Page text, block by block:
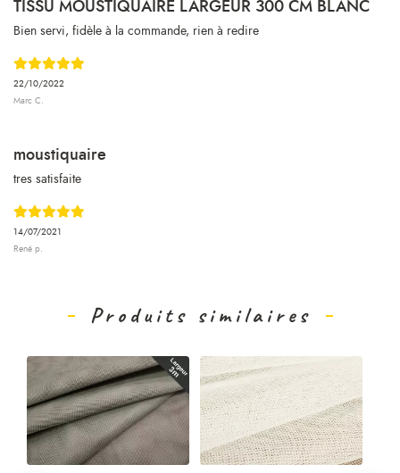
22/10/2022
Marc C.
TISSU MOUSTIQUAIRE LARGEUR 300 CM BLANC
Bien servi, fidèle à la commande, rien à redire
14/07/2021
René p.
moustiquaire
tres satisfaite
Produits similaires